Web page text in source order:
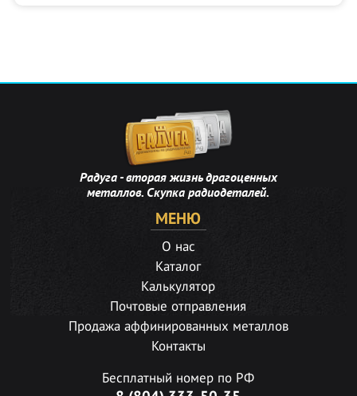
Радуга - вторая жизнь драгоценных
металлов. Скупка радиодеталей.
МЕНЮ
О нас
Каталог
Калькулятор
Почтовые отправления
Продажа аффинированных металлов
Контакты
Бесплатный номер по РФ